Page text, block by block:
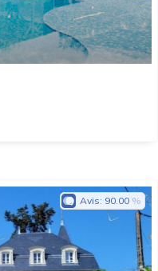
Avis: 90.00